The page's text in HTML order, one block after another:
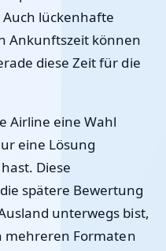
lückenhafte
Ankunftszeit können
diese Zeit für die
Airline eine Wahl
eine Lösung
Diese
spätere Bewertung
unterwegs bist,
mehreren Formaten